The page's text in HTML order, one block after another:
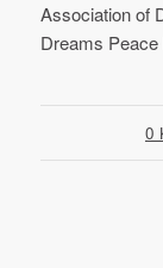
Association of
Dreams
0